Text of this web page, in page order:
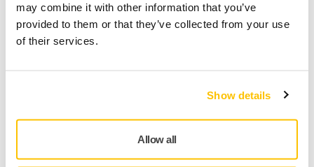
may combine it with other information that you’ve
provided to them or that they’ve collected from your use
of their services.
Show details
Allow all